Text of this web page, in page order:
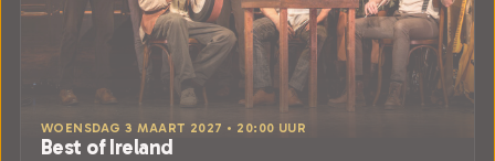
WOENSDAG 3 MAART 2027 • 20:00 UUR
Best of Ireland